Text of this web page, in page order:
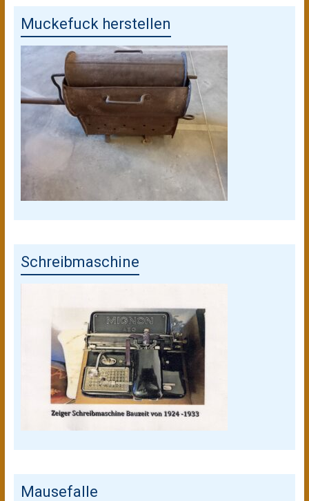
Muckefuck herstellen
Schreibmaschine
Mausefalle